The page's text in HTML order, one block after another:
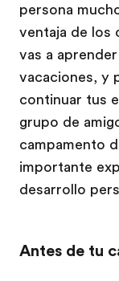
persona
ventaja de los
vas a
vacaciones, y
continuar tus
grupo de
campamento
importante
desarrollo
Antes de tu